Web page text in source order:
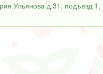
Ульянова д.31, подъезд 1,